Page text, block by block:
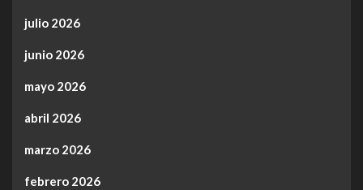
julio 2026
junio 2026
mayo 2026
abril 2026
marzo 2026
febrero 2026